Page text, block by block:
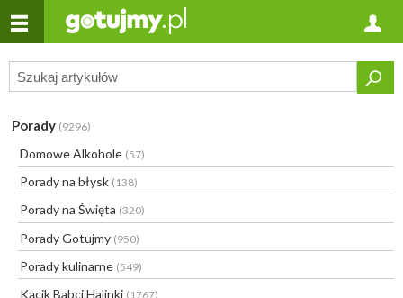
Porady (9296)
Domowe Alkohole (57)
Porady na błysk (138)
Porady na Święta (320)
Porady Gotujmy (950)
Porady kulinarne (549)
Kącik Babci Halinki (1767)